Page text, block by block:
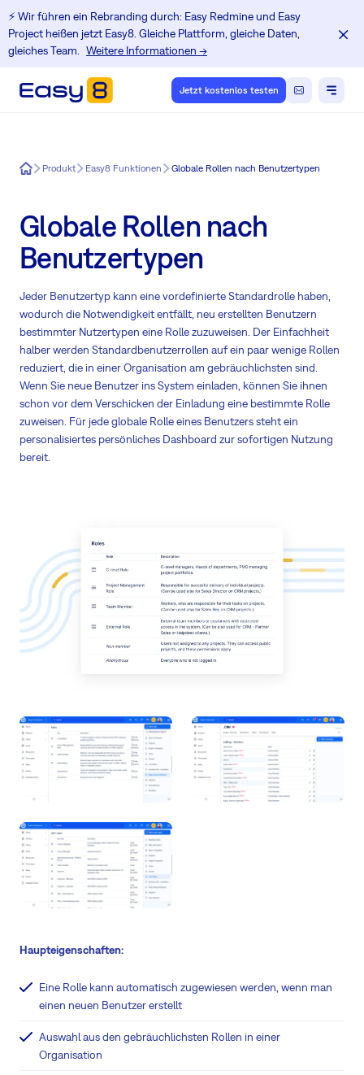
⚡️ Wir führen ein Rebranding durch: Easy Redmine und Easy
Project heißen jetzt Easy8. Gleiche Plattform, gleiche Daten,
gleiches Team.
Weitere Informationen →
Jetzt kostenlos testen
Easy8Produkt Easy8 Funktionen Globale Rollen nach Benutzertypen
Globale Rollen nach
Benutzertypen
Jeder Benutzertyp kann eine vordefinierte Standardrolle haben,
wodurch die Notwendigkeit entfällt, neu erstellten Benutzern
bestimmter Nutzertypen eine Rolle zuzuweisen. Der Einfachheit
halber werden Standardbenutzerrollen auf ein paar wenige Rollen
reduziert, die in einer Organisation am gebräuchlichsten sind.
Wenn Sie neue Benutzer ins System einladen, können Sie ihnen
schon vor dem Verschicken der Einladung eine bestimmte Rolle
zuweisen. Für jede globale Rolle eines Benutzers steht ein
personalisiertes persönliches Dashboard zur sofortigen Nutzung
bereit.
Haupteigenschaften:
Eine Rolle kann automatisch zugewiesen werden, wenn man
einen neuen Benutzer erstellt
Auswahl aus den gebräuchlichsten Rollen in einer
Organisation